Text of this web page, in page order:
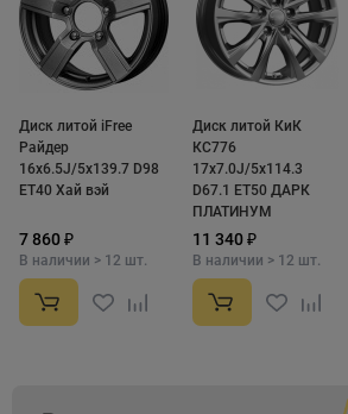
Диск литой iFree
Райдер
16x6.5J/5x139.7 D98
ET40 Хай вэй
7 860 ₽
В наличии > 12 шт.
Диск литой КиК
КС776
17x7.0J/5x114.3
D67.1 ET50 ДАРК
ПЛАТИНУМ
11 340 ₽
В наличии > 12 шт.